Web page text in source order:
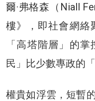
爾·弗格森（Niall
樓》，即社會網絡
「高塔階層」的
民」比少數專政的
權貴如浮雲，短暫